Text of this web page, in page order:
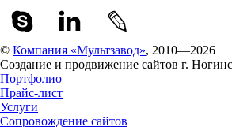
© Компания «Мультзавод», 2010—2026
Создание и продвижение сайтов г.
Портфолио
Прайс-лист
Услуги
Сопровождение сайтов